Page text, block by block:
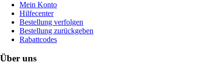
Mein Konto
Hilfecenter
Bestellung verfolgen
Bestellung zurückgeben
Rabattcodes
Über uns